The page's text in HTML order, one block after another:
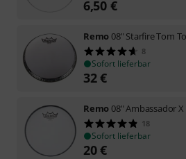
6,50 €
Remo 08" Starfire Tom
8
Sofort lieferbar
32€
Remo 08" Ambassador
18
Sofort lieferbar
20€